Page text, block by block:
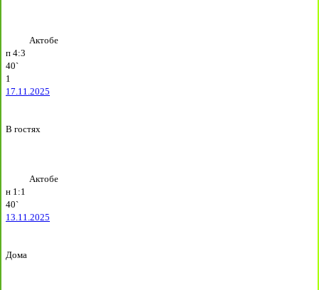
Актобе
п 4:3
40`
1
17.11.2025
В гостях
Актобе
н 1:1
40`
13.11.2025
Дома